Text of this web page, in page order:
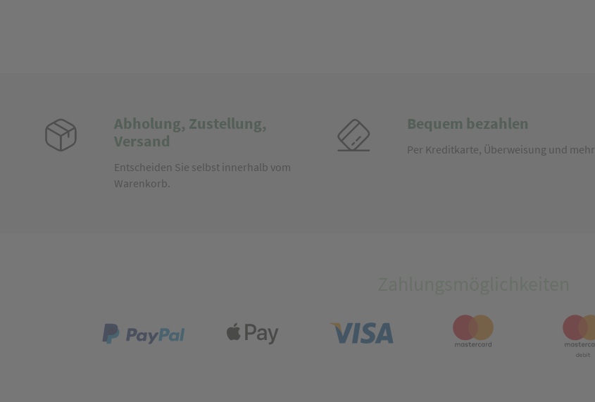
Abholung, Zustellung,
Versand
Entscheiden Sie selbst innerhalb vom
Warenkorb.
Bequem bezahlen
Per Kreditkarte, Überweisung und mehr